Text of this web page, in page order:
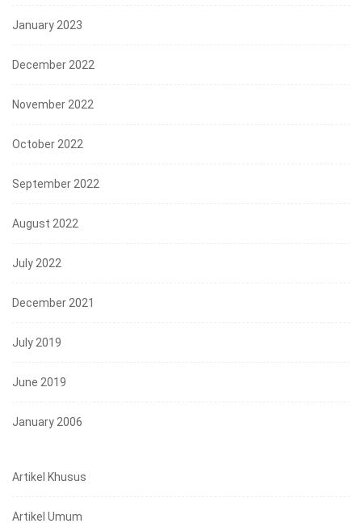
January 2023
December 2022
November 2022
October 2022
September 2022
August 2022
July 2022
December 2021
July 2019
June 2019
January 2006
Artikel Khusus
Artikel Umum